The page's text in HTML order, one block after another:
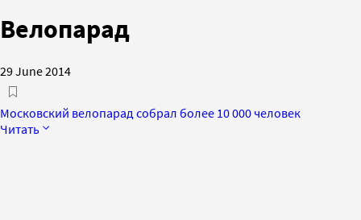
Велопарад
29 June 2014
Московский велопарад собрал более 10 000 человек
Читать